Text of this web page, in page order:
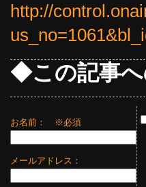
http://
◆この記事へ
お名前： ※必須
メールアドレス：